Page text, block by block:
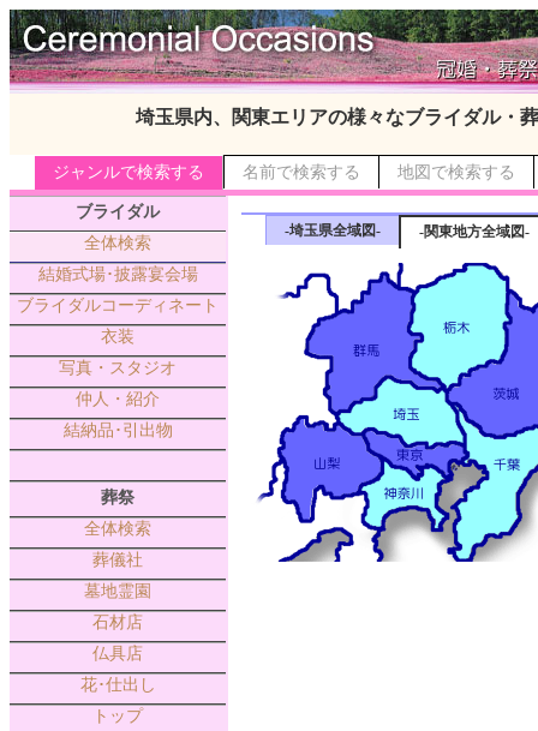
埼玉県内、関東エリアの様々なブライダル・
ジャンルで検索する 名前で検索する 地図で検索する
ブライダル
全体検索
結婚式場･披露宴会場
ブライダルコーディネート
衣装
写真・スタジオ
仲人・紹介
結納品･引出物
葬祭
全体検索
葬儀社
墓地霊園
石材店
仏具店
花･仕出し
トップ
-埼玉県全域図- -関東地方全域図-